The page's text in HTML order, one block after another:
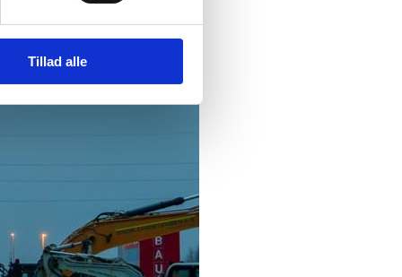
Tillad alle